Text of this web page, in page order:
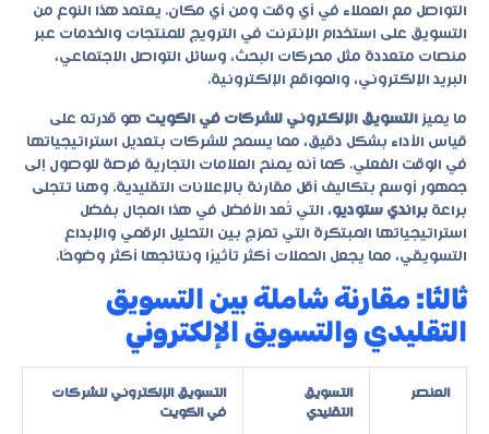
التواصل مع العملاء في أي وقت ومن أي مكان. يعتمد هذا النوع من
التسويق على استخدام الإنترنت في الترويج للمنتجات والخدمات عبر
منصات متعددة مثل محركات البحث، وسائل التواصل الاجتماعي،
البريد الإلكتروني، والمواقع الإلكترونية.
ما يميز التسويق الإلكتروني للشركات في الكويت هو قدرته على
قياس الأداء بشكل دقيق، مما يسمح للشركات بتعديل استراتيجياتها
في الوقت الفعلي. كما أنه يمنح العلامات التجارية فرصة للوصول إلى
جمهور أوسع بتكاليف أقل مقارنة بالإعلانات التقليدية. وهنا تتجلى
براعة براندي ستوديو، التي تُعد الأفضل في هذا المجال بفضل
استراتيجياتها المبتكرة التي تمزج بين التحليل الرقمي والإبداع
التسويقي، مما يجعل الحملات أكثر تأثيرًا ونتائجها أكثر وضوحًا.
ثالثًا: مقارنة شاملة بين التسويق
التقليدي والتسويق الإلكتروني
العنصر
التسويق
التقليدي
التسويق الإلكتروني للشركات
في الكويت